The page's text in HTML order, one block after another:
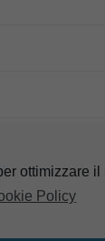
ottimizzare il
Policy